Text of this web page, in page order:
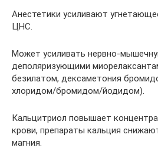
Анестетики усиливают
ЦНС.
Может усиливать нервно-
деполяризующими
безилатом, дексаметония
хлоридом/бромидом/йодидом).
Кальцитриол повышает
крови, препараты кальция
магния.